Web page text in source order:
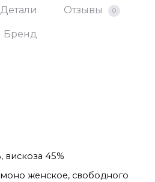
Детали Отзывы 0
Бренд
вискоза 45%
женское, свободного